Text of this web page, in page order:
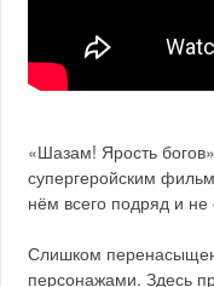
«Шазам! Ярость
супергеройским
нём всего подряд и не
Слишком
персонажами. Здесь